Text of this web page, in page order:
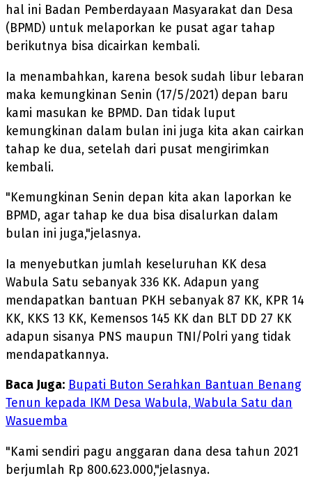
hal ini Badan Pemberdayaan Masyarakat dan Desa
(BPMD) untuk melaporkan ke pusat agar tahap
berikutnya bisa dicairkan kembali.
Ia menambahkan, karena besok sudah libur lebaran
maka kemungkinan Senin (17/5/2021) depan baru
kami masukan ke BPMD. Dan tidak luput
kemungkinan dalam bulan ini juga kita akan cairkan
tahap ke dua, setelah dari pusat mengirimkan
kembali.
"Kemungkinan Senin depan kita akan laporkan ke
BPMD, agar tahap ke dua bisa disalurkan dalam
bulan ini juga,"jelasnya.
Ia menyebutkan jumlah keseluruhan KK desa
Wabula Satu sebanyak 336 KK. Adapun yang
mendapatkan bantuan PKH sebanyak 87 KK, KPR 14
KK, KKS 13 KK, Kemensos 145 KK dan BLT DD 27 KK
adapun sisanya PNS maupun TNI/Polri yang tidak
mendapatkannya.
Baca Juga: Bupati Buton Serahkan Bantuan Benang
Tenun kepada IKM Desa Wabula, Wabula Satu dan
Wasuemba
"Kami sendiri pagu anggaran dana desa tahun 2021
berjumlah Rp 800.623.000,"jelasnya.